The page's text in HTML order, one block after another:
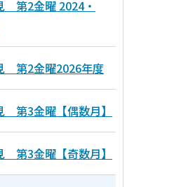
第2金曜 2024・
第2金曜2026年度
第3金曜【偶数月】
第3金曜【奇数月】